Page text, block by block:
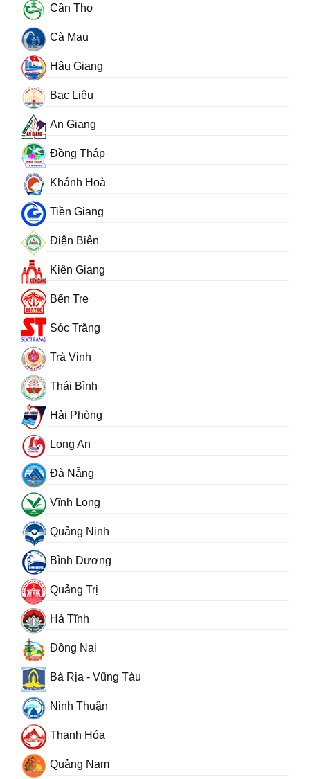
Cần Thơ
Cà Mau
Hậu Giang
Bạc Liêu
An Giang
Đồng Tháp
Khánh Hoà
Tiền Giang
Điện Biên
Kiên Giang
Bến Tre
Sóc Trăng
Trà Vinh
Thái Bình
Hải Phòng
Long An
Đà Nẵng
Vĩnh Long
Quảng Ninh
Bình Dương
Quảng Trị
Hà Tĩnh
Đồng Nai
Bà Rịa - Vũng Tàu
Ninh Thuận
Thanh Hóa
Quảng Nam